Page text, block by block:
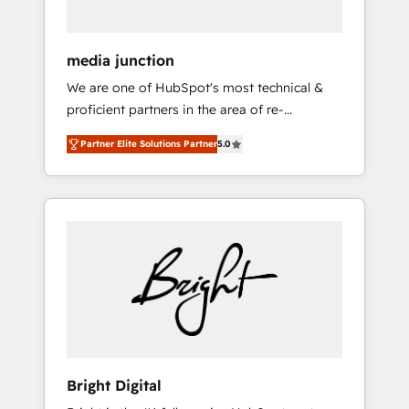
media junction
We are one of HubSpot's most technical &
proficient partners in the area of re-
platforming, website design & development.
We specialize in multi-hub implementations
for mid-market & enterprise companies. We
are woman-owned, powered by coffee, and
Impact Award 🏆2022 Technical Expertise
Impact Award 🏆2022 Platform Migration
Excellence Impact Award 🏆2020 Elite
Solutions Partner 🏆2019 Integrations
Website Design HubSpot Impact Award 🏆
Partner Elite Solutions Partner5.0
Bright Digital